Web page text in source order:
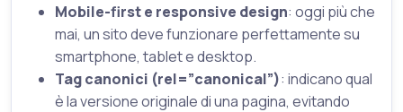
Mobile-first e responsive design: oggi più che
mai, un sito deve funzionare perfettamente su
smartphone, tablet e desktop.
Tag canonici (rel=”canonical”): indicano qual
è la versione originale di una pagina, evitando